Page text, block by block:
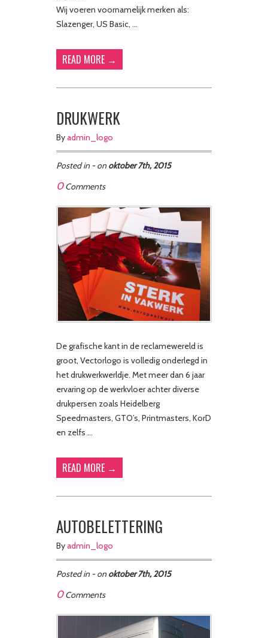
Wij voeren voornamelijk merken als:
Slazenger, US Basic, …
READ MORE →
DRUKWERK
Byadmin_logo
Posted in - on oktober 7th, 2015
0Comments
De grafische kant in de reclamewereld is
groot, Vectorlogo is volledig onderlegd in
het drukwerkwerldje. Met meer dan 6 jaar
ervaring op de werkvloer achter diverse
drukpersen zoals Heidelberg
Speedmasters, GTO’s, Printmasters, KorD
en zelfs …
READ MORE →
AUTOBELETTERING
Byadmin_logo
Posted in - on oktober 7th, 2015
0Comments